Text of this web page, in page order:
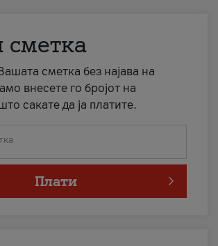
сметка
сметка без најава на
внесете го бројот на
сакате да ја платите.
Плати